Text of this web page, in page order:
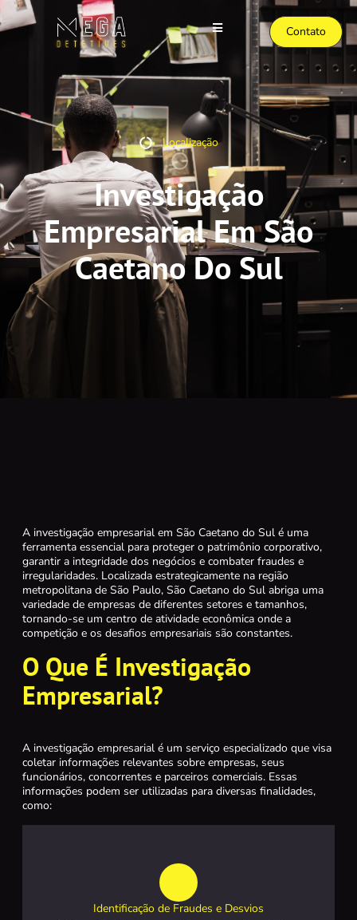
Contato
Localização
Investigação
Empresarial Em São
Caetano Do Sul
A investigação empresarial em São Caetano do Sul é uma
ferramenta essencial para proteger o patrimônio corporativo,
garantir a integridade dos negócios e combater fraudes e
irregularidades. Localizada estrategicamente na região
metropolitana de São Paulo, São Caetano do Sul abriga uma
variedade de empresas de diferentes setores e tamanhos,
tornando-se um centro de atividade econômica onde a
competição e os desafios empresariais são constantes.
O Que É Investigação
Empresarial?
A investigação empresarial é um serviço especializado que visa
coletar informações relevantes sobre empresas, seus
funcionários, concorrentes e parceiros comerciais. Essas
informações podem ser utilizadas para diversas finalidades,
como:
Identificação de Fraudes e Desvios